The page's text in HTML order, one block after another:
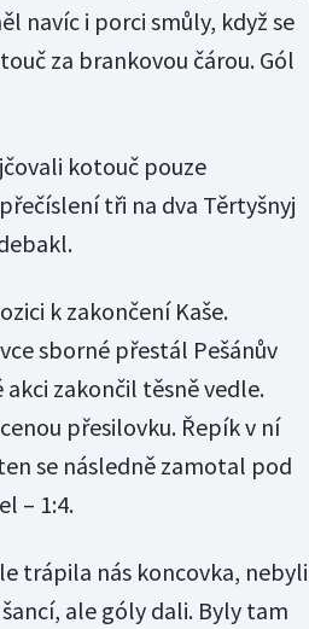
navíc i porci smůly, když se
za brankovou čárou. Gól
kotouč pouze
tři na dva Těrtyšnyj
k zakončení Kaše.
sborné přestál Pešánův
zakončil těsně vedle.
přesilovku. Řepík v ní
se následně zamotal pod
– 1:4.
trápila nás koncovka, nebyli
ale góly dali. Byly tam